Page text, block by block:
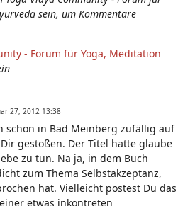
sein, um Kommentare
- Forum für Yoga, Meditation
27, 2012 13:38
schon in Bad Meinberg zufällig auf
gestoßen. Der Titel hatte glaube
zu tun. Na ja, in dem Buch
zum Thema Selbstakzeptanz,
hat. Vielleicht postest Du das
etwas inkontreten